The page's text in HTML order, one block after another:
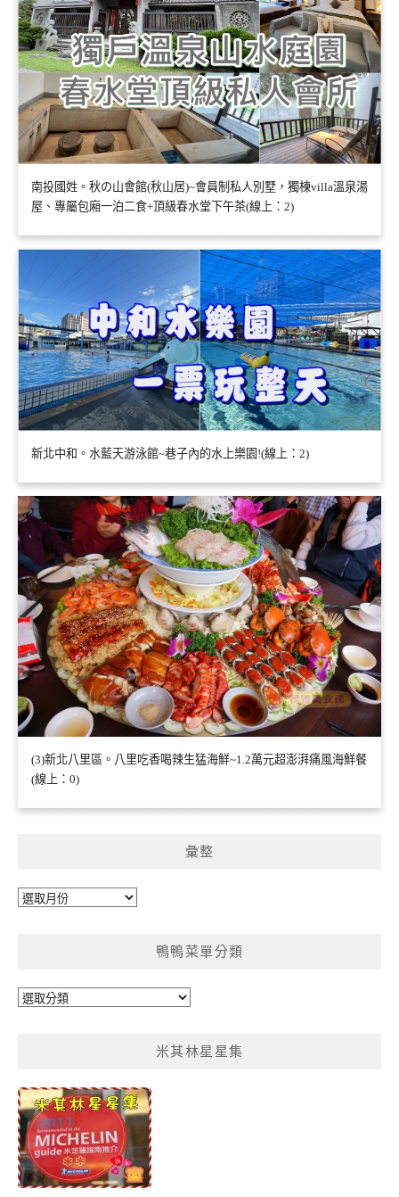
南投國姓。秋の山會館(秋山居)~會員制私人別墅，獨棟villa溫泉湯
屋、專屬包廂一泊二食+頂級春水堂下午茶(線上：2)
新北中和。水藍天游泳館~巷子內的水上樂園!(線上：2)
(3)新北八里區。八里吃香喝辣生猛海鮮~1.2萬元超澎湃痛風海鮮餐
(線上：0)
彙整
彙
鴨鴨菜單分類
鴨
類
米其林星星集